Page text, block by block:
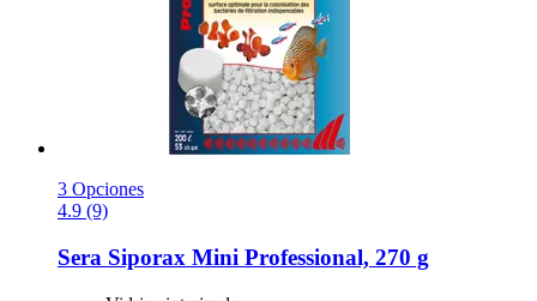
3 Opciones
4.9 (9)
Sera Siporax Mini Professional, 270 g